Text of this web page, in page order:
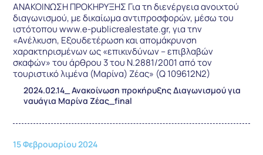
ΑΝΑΚΟΙΝΩΣΗ ΠΡΟΚΗΡΥΞΗΣ Για τη διενέργεια ανοιχτού
διαγωνισμού, με δικαίωμα αντιπροσφορών, μέσω του
ιστότοπου www.e-publicrealestate.gr, για την
«Ανέλκυση, Εξουδετέρωση και απομάκρυνση
χαρακτηρισμένων ως «επικινδύνων – επιβλαβών
σκαφών» του άρθρου 3 του Ν.2881/2001 από τον
τουριστικό λιμένα (Μαρίνα) Ζέας» (Q 109612Ν2)
2024.02.14_ Ανακοίνωση προκήρυξης Διαγωνισμού για
ναυάγια Μαρίνα Ζέας_final
15 Φεβρουαρίου 2024